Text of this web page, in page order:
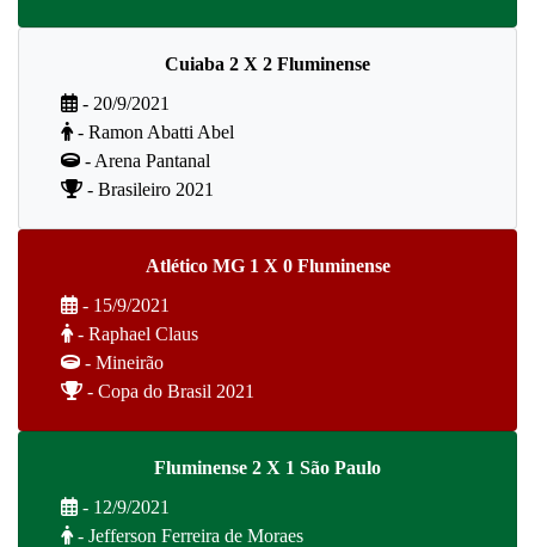
Cuiaba 2 X 2 Fluminense
- 20/9/2021
- Ramon Abatti Abel
- Arena Pantanal
- Brasileiro 2021
Atlético MG 1 X 0 Fluminense
- 15/9/2021
- Raphael Claus
- Mineirão
- Copa do Brasil 2021
Fluminense 2 X 1 São Paulo
- 12/9/2021
- Jefferson Ferreira de Moraes